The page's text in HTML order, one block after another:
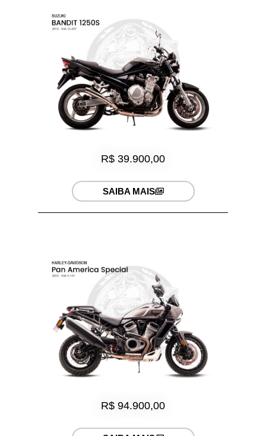
R$ 39.900,00
SAIBA MAIS
R$ 94.900,00